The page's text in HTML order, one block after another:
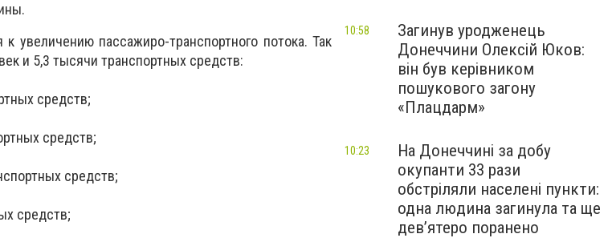
увеличению пассажиро-транспортного потока. Так
и 5,3 тысячи транспортных средств:
средств;
средств;
средств;
средств;
Загинув уродженець
Донеччини Олексій Юков:
він був керівником
пошукового загону
«Плацдарм»
10:58
На Донеччині за добу
окупанти 33 рази
обстріляли населені пункти:
одна людина загинула та ще
девʼятеро поранено
10:23